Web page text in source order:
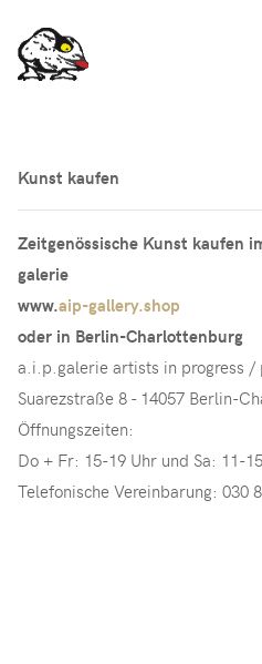
Kunst kaufen
Zeitgenössische Kunst kaufen
galerie
www.aip-gallery.shop
oder in Berlin-Charlottenburg
a.i.p.galerie artists in progress /
Suarezstraße 8 - 14057 Berlin-
Öffnungszeiten:
Do + Fr: 15-19 Uhr und Sa: 11-
Telefonische Vereinbarung: 030